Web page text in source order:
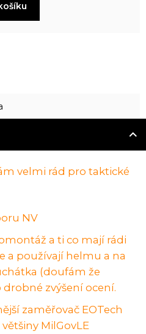
velmi rád pro taktické
NV
a ti co mají rádi
a používají helmu a na
(doufám že
zvýšení ocení.
zaměřovač EOTech
MilGovLE